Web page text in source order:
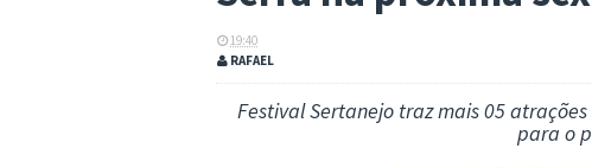
19:40
RAFAEL
Festival Sertanejo traz mais 05
para o